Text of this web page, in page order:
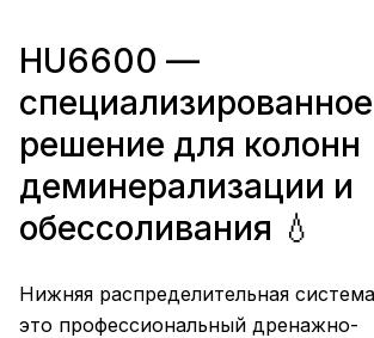
HU6600 —
специализированное
решение для колонн
деминерализации и
обессоливания 💧
Нижняя распределительная система
это профессиональный дренажно-